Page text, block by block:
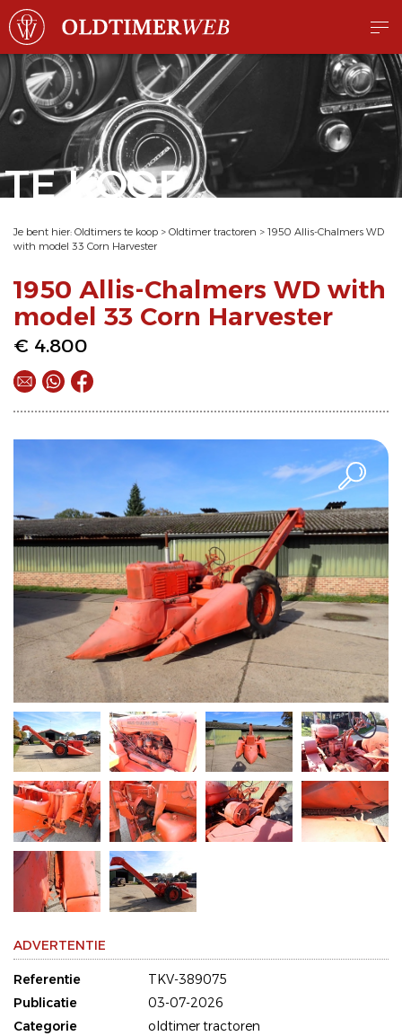
TE KOOP
Je bent hier: Oldtimers te koop > Oldtimer tractoren > 1950 Allis-Chalmers WD
with model 33 Corn Harvester
1950 Allis-Chalmers WD with
model 33 Corn Harvester
€ 4.800
ADVERTENTIE
Referentie
TKV-389075
Publicatie
03-07-2026
Categorie
oldtimer tractoren